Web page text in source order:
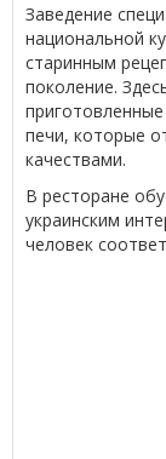
Заведение
национальной
старинным
поколение.
печи, которые
качествами.
В ресторане
украинским
человек